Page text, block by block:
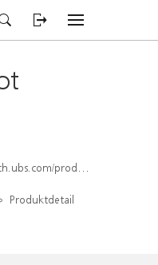
index/isin/CH1558304213
Produktdetail